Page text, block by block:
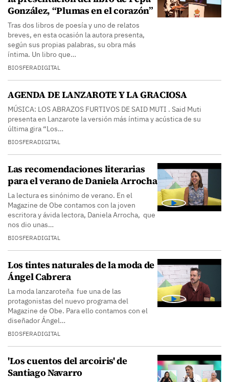
González, “Plumas en el corazón”
Tras dos libros de poesía y uno de relatos
breves, en esta ocasión la autora presenta,
según sus propias palabras, su obra más
íntima. Un libro que…
BIOSFERADIGITAL
AGENDA DE LANZAROTE Y LA GRACIOSA
MÚSICA: LOS ABRAZOS FURTIVOS DE SAID MUTI . Said Muti
presenta en Lanzarote la versión más íntima y acústica de su
última gira “Los…
BIOSFERADIGITAL
Las recomendaciones literarias
para el verano de Daniela Arrocha
La lectura es sinónimo de verano. En el
Magazine de Obe contamos con la joven
escritora y ávida lectora, Daniela Arrocha, que
nos dio unas…
BIOSFERADIGITAL
Los tintes naturales de la moda de
Ángel Cabrera
La moda lanzaroteña fue una de las
protagonistas del nuevo programa del
Magazine de Obe. Para ello contamos con el
diseñador Ángel…
BIOSFERADIGITAL
'Los cuentos del arcoiris' de
Santiago Navarro